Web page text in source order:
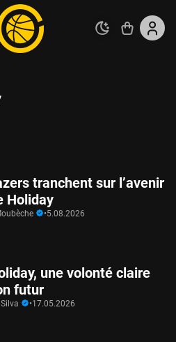
tranchent sur l’avenir
Holiday
•5.08.2026
une volonté claire
futur
•17.05.2026